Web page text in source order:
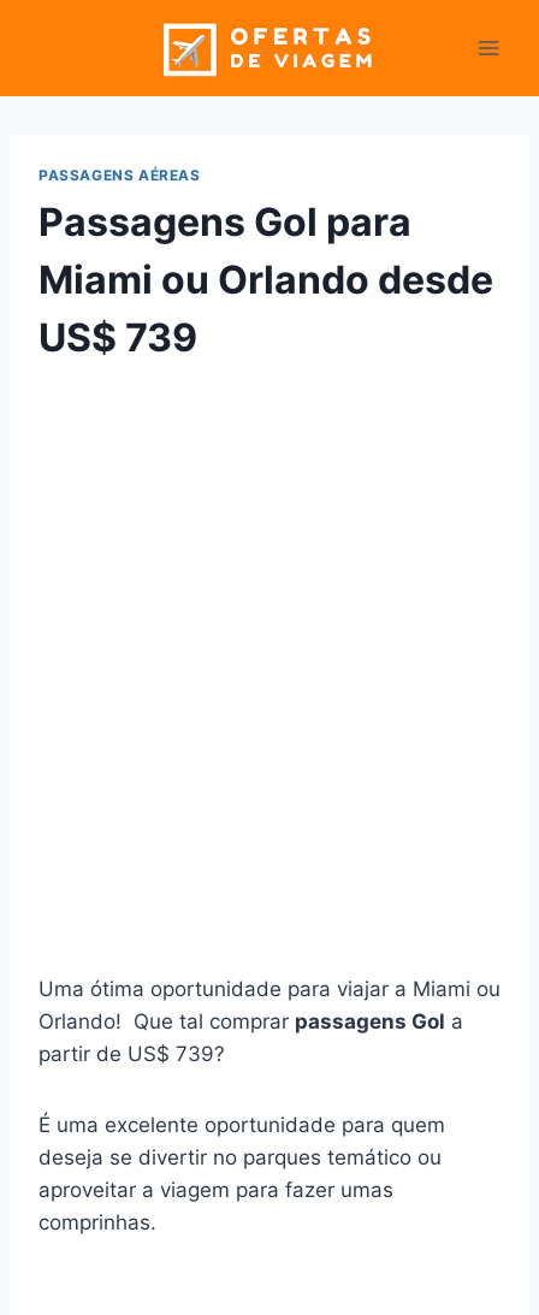
PASSAGENS AÉREAS
Passagens Gol para
Miami ou Orlando desde
US$ 739
Uma ótima oportunidade para viajar a Miami ou
Orlando! Que tal comprar passagens Gol a
partir de US$ 739?
É uma excelente oportunidade para quem
deseja se divertir no parques temático ou
aproveitar a viagem para fazer umas
comprinhas.